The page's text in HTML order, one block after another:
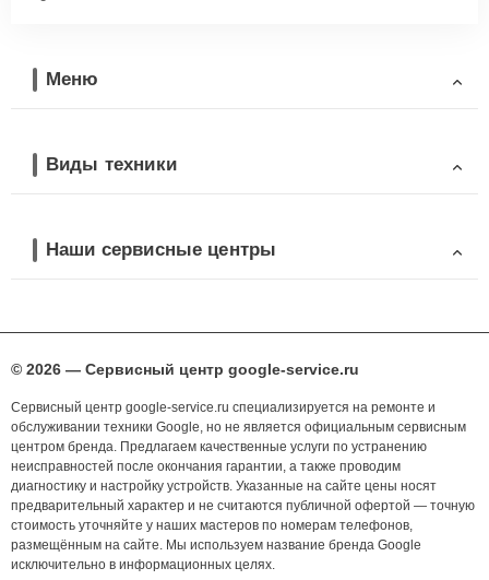
Меню
Виды техники
Наши сервисные центры
© 2026 — Сервисный центр google-service.ru
Сервисный центр google-service.ru специализируется на ремонте и
обслуживании техники Google, но не является официальным сервисным
центром бренда. Предлагаем качественные услуги по устранению
неисправностей после окончания гарантии, а также проводим
диагностику и настройку устройств. Указанные на сайте цены носят
предварительный характер и не считаются публичной офертой — точную
стоимость уточняйте у наших мастеров по номерам телефонов,
размещённым на сайте. Мы используем название бренда Google
исключительно в информационных целях.